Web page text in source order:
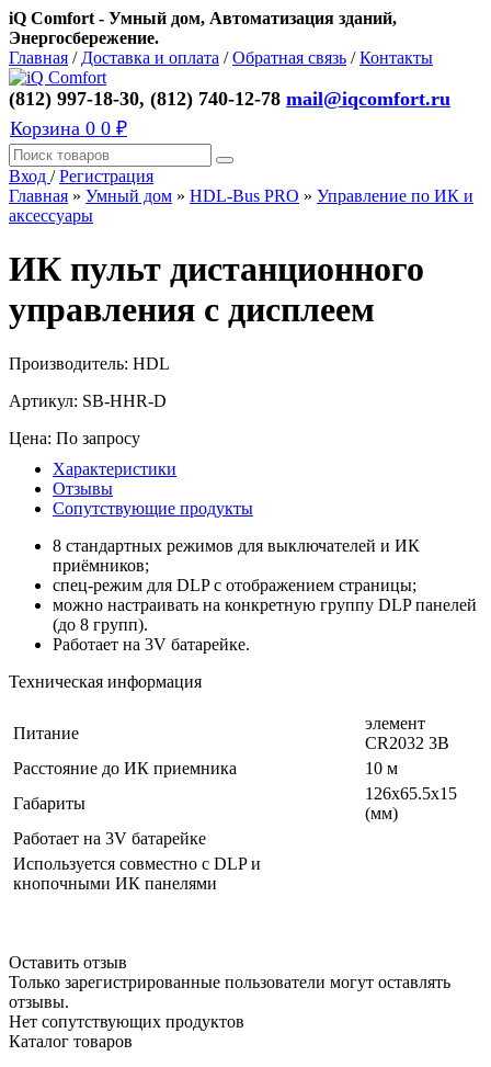
iQ Comfort - Умный дом, Автоматизация зданий,
Энергосбережение.
Главная / Доставка и оплата /Обратная связь /Контакты
(812) 997-18-30, (812) 740-12-78 mail@iqcomfort.ru
Корзина 0 0 ₽
Вход /Регистрация
Главная » Умный дом » HDL-Bus PRO » Управление по ИК и
аксессуары
ИК пульт дистанционного
управления с дисплеем
Производитель: HDL
Артикул: SB-HHR-D
Цена: По запросу
Характеристики
Отзывы
Сопутствующие продукты
8 стандартных режимов для выключателей и ИК
приёмников;
спец-режим для DLP с отображением страницы;
можно настраивать на конкретную группу DLP панелей
(до 8 групп).
Работает на 3V батарейке.
Техническая информация
Питание
элемент
CR2032 3В
Расстояние до ИК приемника
10 м
Габариты
126х65.5х15
(мм)
Работает на 3V батарейке
Используется совместно с DLP и
кнопочными ИК панелями
Оставить отзыв
Только зарегистрированные пользователи могут оставлять
отзывы.
Нет сопутствующих продуктов
Каталог товаров